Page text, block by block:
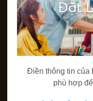
Đặt
Điền thông tin của
phù hợp